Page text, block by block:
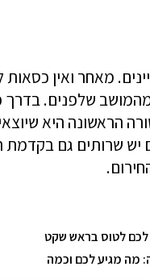
מאחר ואין
שלפנים. בדרך
הראשונה היא
יש שרותים גם
לכם לטוס בראש שקט
מה מגיע לכם וכמה